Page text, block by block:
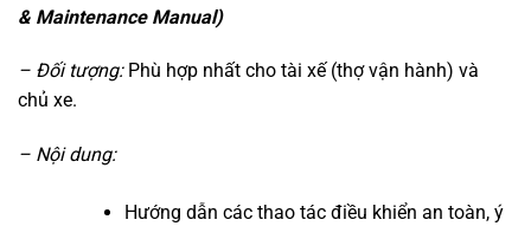
& Maintenance Manual)
– Đối tượng:Phù hợp nhất cho tài xế (thợ vận hành) và
chủ xe.
– Nội dung:
Hướng dẫn các thao tác điều khiển an toàn, ý